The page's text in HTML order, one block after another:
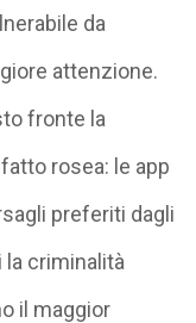
da
attenzione.
fronte la
rosea: le app
preferiti dagli
la criminalità
il maggior